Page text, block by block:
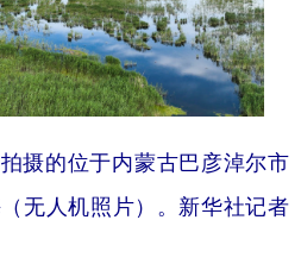
摄的位于内蒙古巴彦淖尔市
无人机照片）。 新华社记者